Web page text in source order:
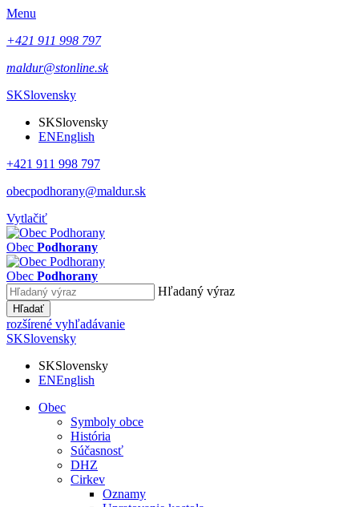
Menu
+421 911 998 797
maldur@stonline.sk
SKSlovensky
SKSlovensky
ENEnglish
+421 911 998 797
obecpodhorany@maldur.sk
Vytlačiť
Obec Podhorany
Obec Podhorany
Hľadaný výraz
Hľadať
rozšírené vyhľadávanie
SKSlovensky
SKSlovensky
ENEnglish
Obec
Symboly obce
História
Súčasnosť
DHZ
Cirkev
Oznamy